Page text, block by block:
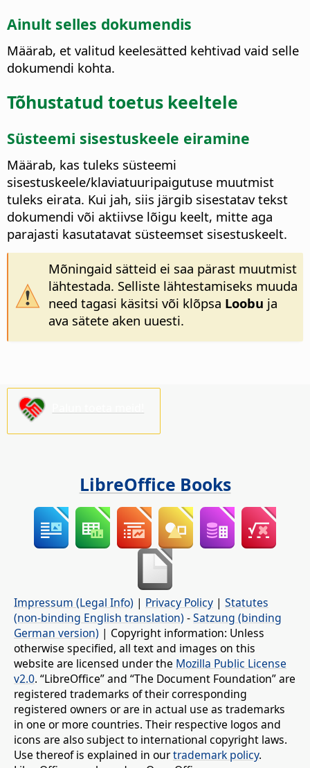
Ainult selles dokumendis
Määrab, et valitud keelesätted kehtivad vaid selle
dokumendi kohta.
Tõhustatud toetus keeltele
Süsteemi sisestuskeele eiramine
Määrab, kas tuleks süsteemi
sisestuskeele/klaviatuuripaigutuse muutmist
tuleks eirata. Kui jah, siis järgib sisestatav tekst
dokumendi või aktiivse lõigu keelt, mitte aga
parajasti kasutatavat süsteemset sisestuskeelt.
Mõningaid sätteid ei saa pärast muutmist
lähtestada. Selliste lähtestamiseks muuda
need tagasi käsitsi või klõpsa Loobu ja
ava sätete aken uuesti.
LibreOffice Books
Impressum (Legal Info) | Privacy Policy | Statutes
(non-binding English translation) -Satzung (binding
German version) | Copyright information: Unless
otherwise specified, all text and images on this
website are licensed under the Mozilla Public License
v2.0. “LibreOffice” and “The Document Foundation” are
registered trademarks of their corresponding
registered owners or are in actual use as trademarks
in one or more countries. Their respective logos and
icons are also subject to international copyright laws.
Use thereof is explained in ourtrademark policy.